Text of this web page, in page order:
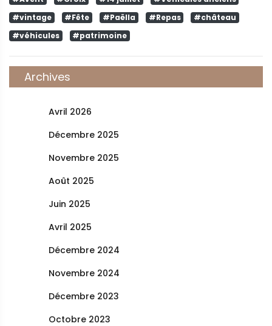
#vintage
#Fête #Paëlla #Repas
#château
#véhicules
#patrimoine
Archives
Avril 2026
Décembre 2025
Novembre 2025
Août 2025
Juin 2025
Avril 2025
Décembre 2024
Novembre 2024
Décembre 2023
Octobre 2023